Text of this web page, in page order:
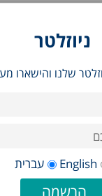
ניוזלטר
שלנו והישארו
English עברית
נוספים
חברתיים
חברתיים
בן-פורת